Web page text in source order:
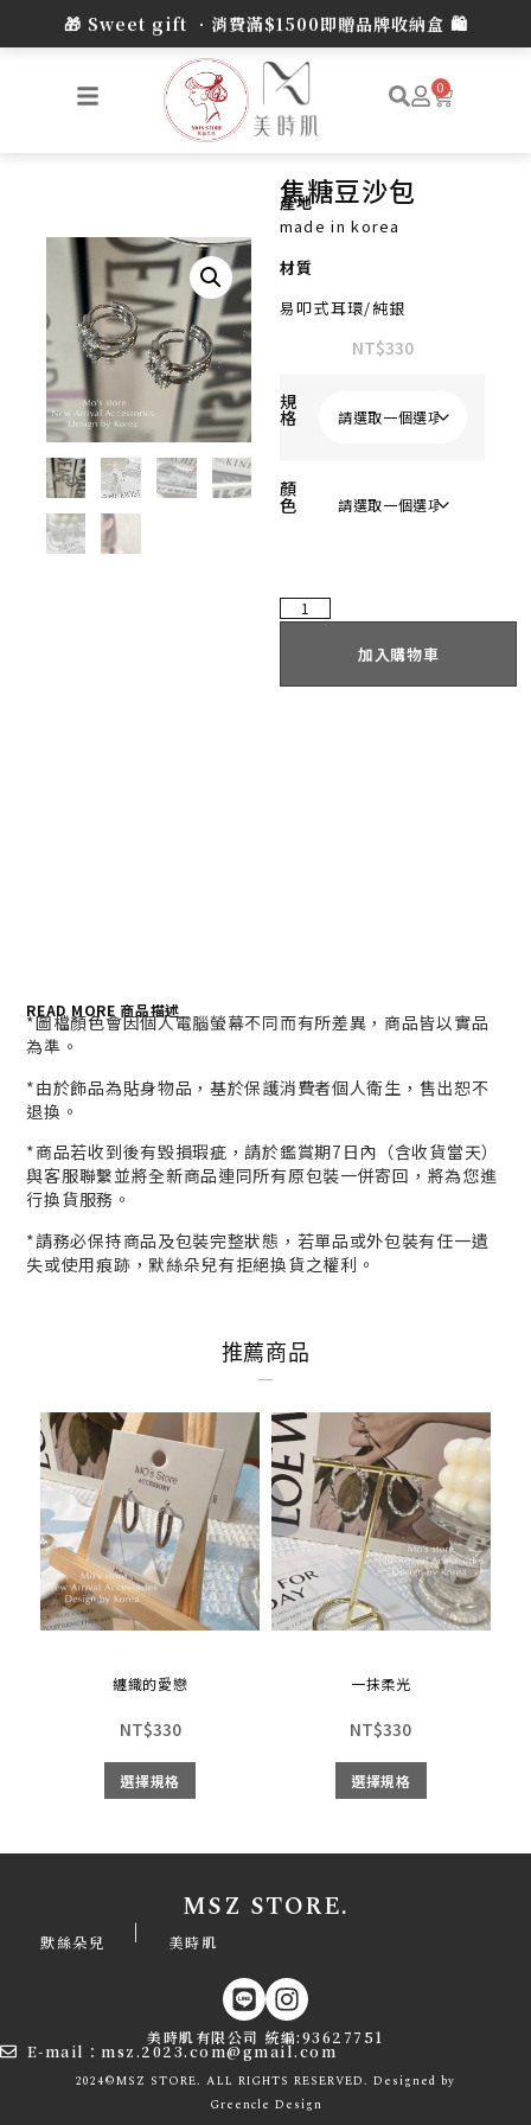
🎁 Sweet gift •消費滿$1500即贈品牌收納盒 🛍️
0
焦糖豆沙包
產地
made in korea
材質
易叩式耳環/純銀
NT$330
規
格
顏
色
加入購物車
READ MORE 商品描述
*圖檔顏色會因個人電腦螢幕不同而有所差異，商品皆以實品
為準。
*由於飾品為貼身物品，基於保護消費者個人衛生， 售出恕不
退換。
*商品若收到後有毀損瑕疵，請於鑑賞期7日內（含收貨當天）
與客服聯繫並將全新商品連同所有原包裝一併寄回，將為您進
行換貨服務。
*請務必保持商品及包裝完整狀態，若單品或外包裝有任一遺
失或使用痕跡，默絲朵兒有拒絕換貨之權利。
推薦商品
纏織的愛戀
NT$330
選擇規格
一抹柔光
NT$330
選擇規格
MSZ STORE.
默絲朵兒 | 美時肌
美時肌有限公司 統編:93627751
E-mail：msz.2023.com@gmail.com
2024©MSZ STORE. ALL RIGHTS RESERVED. Designed by
Greencle Design